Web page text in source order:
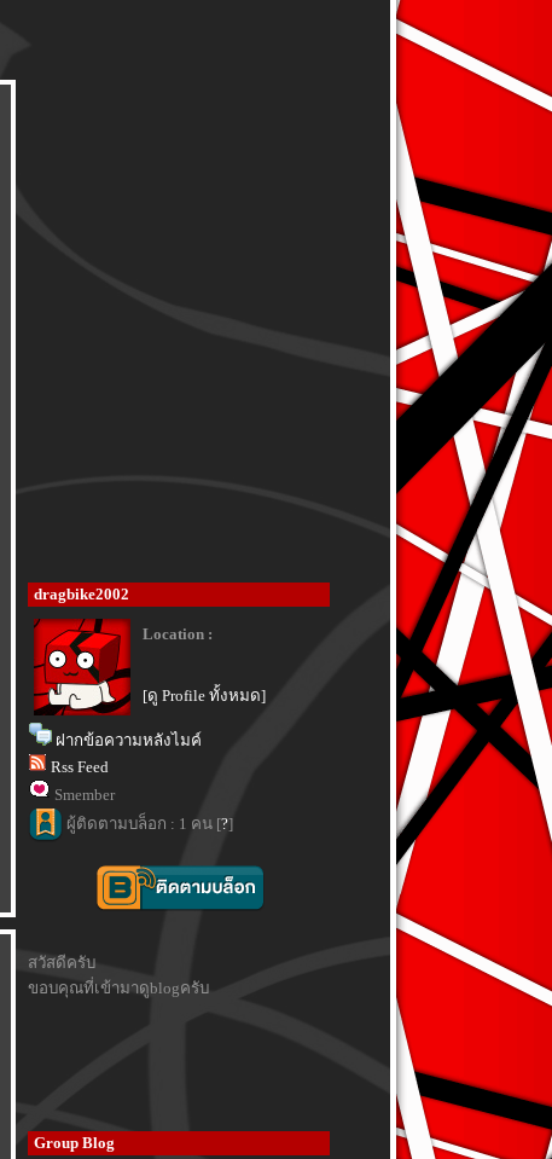
dragbike2002
Location :
[ดู Profile ทั้งหมด]
ฝากข้อความหลังไมค์
Rss Feed
Smember
ผู้ติดตามบล็อก : 1 คน [?]
สวัสดีครับ
ขอบคุณที่เข้ามาดูblogครับ
Group Blog